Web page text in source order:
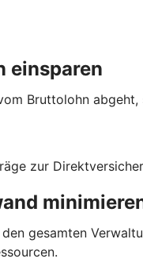
einsparen
Bruttolohn abgeht,
zur
gesamten